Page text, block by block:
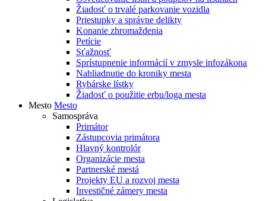
Žiadosť o trvalé parkovanie vozidla
Priestupky a správne delikty
Konanie zhromaždenia
Petície
Sťažnosť
Sprístupnenie informácií v zmysle infozákona
Nahliadnutie do kroniky mesta
Rybárske lístky
Žiadosť o použitie erbu/loga mesta
Mesto Mesto
Samospráva
Primátor
Zástupcovia primátora
Hlavný kontrolór
Organizácie mesta
Partnerské mestá
Projekty EU a rozvoj mesta
Investičné zámery mesta